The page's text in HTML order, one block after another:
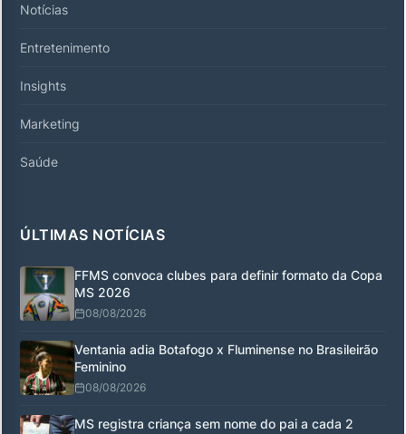
Notícias
Entretenimento
Insights
Marketing
Saúde
ÚLTIMAS NOTÍCIAS
FFMS convoca clubes para definir formato da Copa
MS 2026
08/08/2026
Ventania adia Botafogo x Fluminense no Brasileirão
Feminino
08/08/2026
MS registra criança sem nome do pai a cada 2